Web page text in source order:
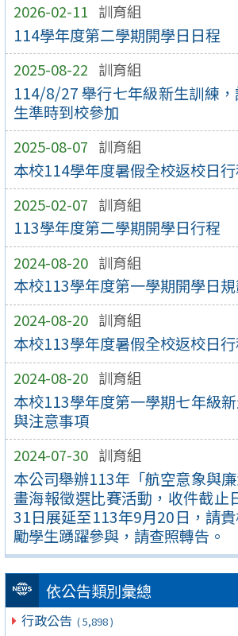
2026-02-11 訓育組
114學年度第二學期開學日日程
2025-08-22 訓育組
114/8/27 舉行七年級新生訓練
生準時到校參加
2025-08-07 訓育組
本校114學年度暑假全校返校日
2025-02-07 訓育組
113學年度第二學期開學日行程
2024-08-20 訓育組
本校113學年度第一學期開學日
2024-08-20 訓育組
本校113學年度暑假全校返校日
2024-08-20 訓育組
本校113學年度第一學期七年級
與注意事項
2024-07-30 訓育組
本公司舉辦113年「航空意象與
畫海報徵選比賽活動，收件截止
31日展延至113年9月20日，請
勵學生踴躍參與，請查照轉告。
依公告類別彙總
行政公告 ( 5,898 )